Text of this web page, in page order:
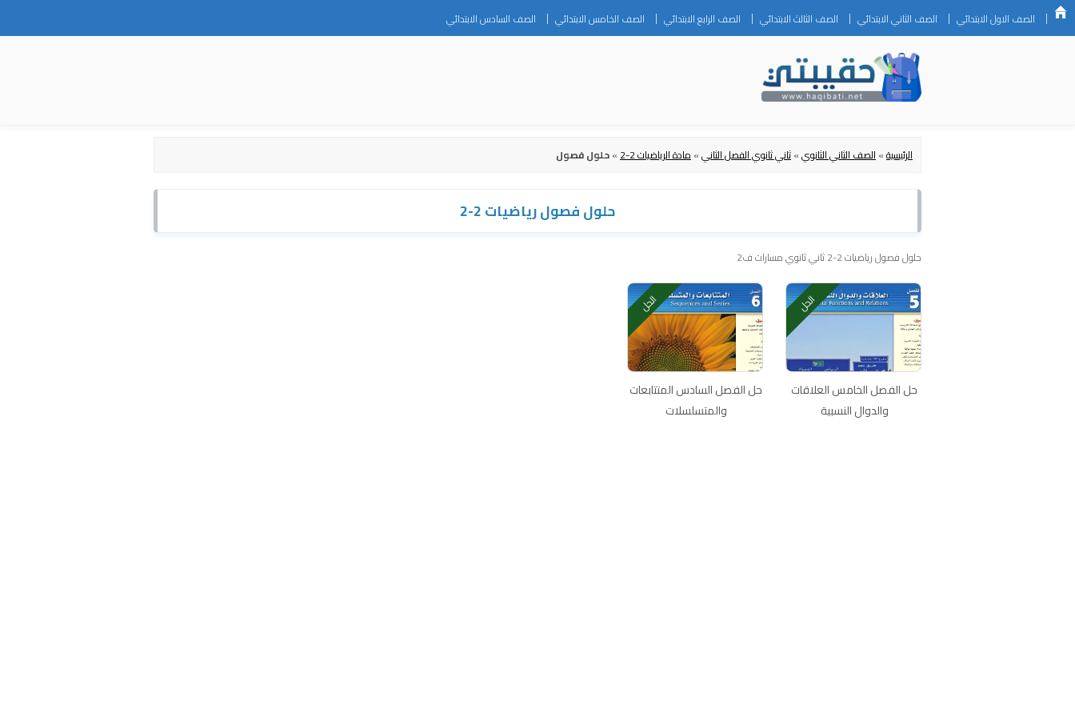
Skip
to
الصف الاول الابتدائي الصف الثاني الابتدائي الصف الثالث الابتدائي الصف الرابع الابتدائي الصف الخامس الابتدائي الصف السادس الابتدائي
الرئيسية»الصف الثاني الثانوي»ثاني ثانوي الفصل الثاني»مادة الرياضيات 2-2 »حلول فصول
حلول فصول رياضيات 2-2
حلول فصول رياضيات 2-2 ثاني ثانوي مسارات ف2
الحل
حل الفصل الخامس العلاقات
والدوال النسبية
الحل
حل الفصل السادس المتتابعات
والمتسلسلات